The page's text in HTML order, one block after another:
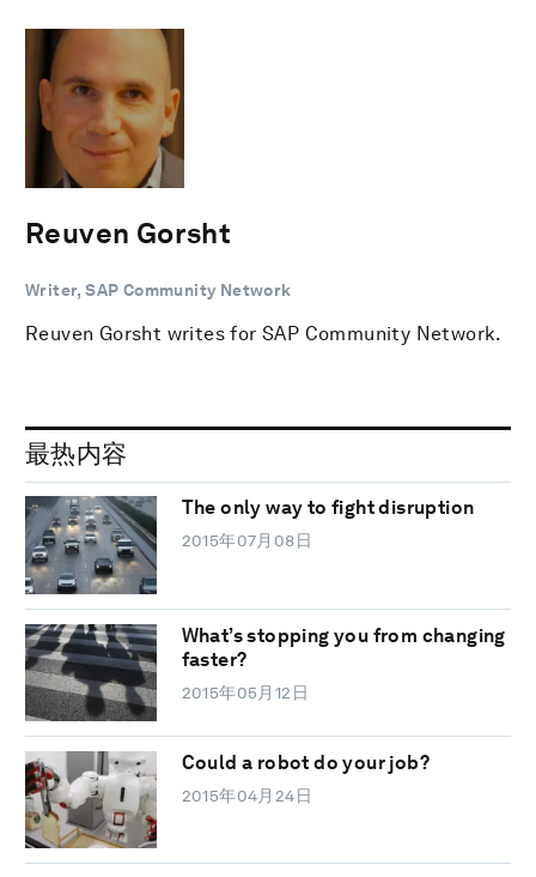
Reuven Gorsht
Writer, SAP Community Network
Reuven Gorsht writes for SAP Community Network.
最热内容
The only way to fight disruption
2015年07月08日
What’s stopping you from changing
faster?
2015年05月12日
Could a robot do your job?
2015年04月24日